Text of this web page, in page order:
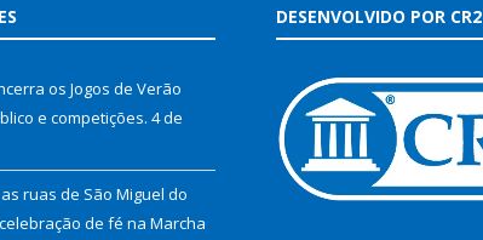
os Jogos de Verão
e competições. 4 de
ruas de São Miguel do
de fé na Marcha
DESENVOLVIDO POR CR2